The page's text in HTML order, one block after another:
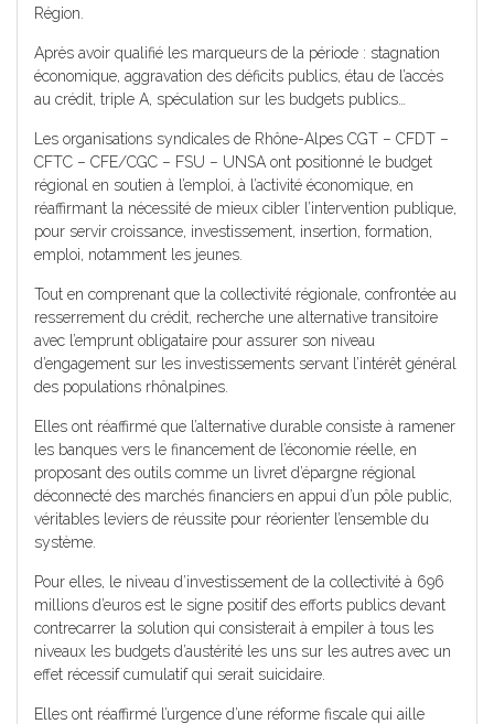
Région.
Après avoir qualifié les marqueurs de la période : stagnation
économique, aggravation des déficits publics, étau de l’accès
au crédit, triple A, spéculation sur les budgets publics…
Les organisations syndicales de Rhône-Alpes CGT – CFDT –
CFTC – CFE/CGC – FSU – UNSA ont positionné le budget
régional en soutien à l’emploi, à l’activité économique, en
réaffirmant la nécessité de mieux cibler l’intervention publique,
pour servir croissance, investissement, insertion, formation,
emploi, notamment les jeunes.
Tout en comprenant que la collectivité régionale, confrontée au
resserrement du crédit, recherche une alternative transitoire
avec l’emprunt obligataire pour assurer son niveau
d’engagement sur les investissements servant l’intérêt général
des populations rhônalpines.
Elles ont réaffirmé que l’alternative durable consiste à ramener
les banques vers le financement de l’économie réelle, en
proposant des outils comme un livret d’épargne régional
déconnecté des marchés financiers en appui d’un pôle public,
véritables leviers de réussite pour réorienter l’ensemble du
système.
Pour elles, le niveau d’investissement de la collectivité à 696
millions d’euros est le signe positif des efforts publics devant
contrecarrer la solution qui consisterait à empiler à tous les
niveaux les budgets d’austérité les uns sur les autres avec un
effet récessif cumulatif qui serait suicidaire.
Elles ont réaffirmé l’urgence d’une réforme fiscale qui aille